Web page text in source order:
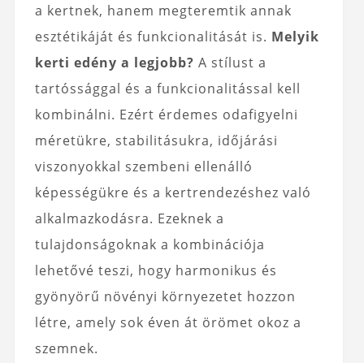
a kertnek, hanem megteremtik annak
esztétikáját és funkcionalitását is. Melyik
kerti edény a legjobb? A stílust a
tartóssággal és a funkcionalitással kell
kombinálni. Ezért érdemes odafigyelni
méretükre, stabilitásukra, időjárási
viszonyokkal szembeni ellenálló
képességükre és a kertrendezéshez való
alkalmazkodásra. Ezeknek a
tulajdonságoknak a kombinációja
lehetővé teszi, hogy harmonikus és
gyönyörű növényi környezetet hozzon
létre, amely sok éven át örömet okoz a
szemnek.